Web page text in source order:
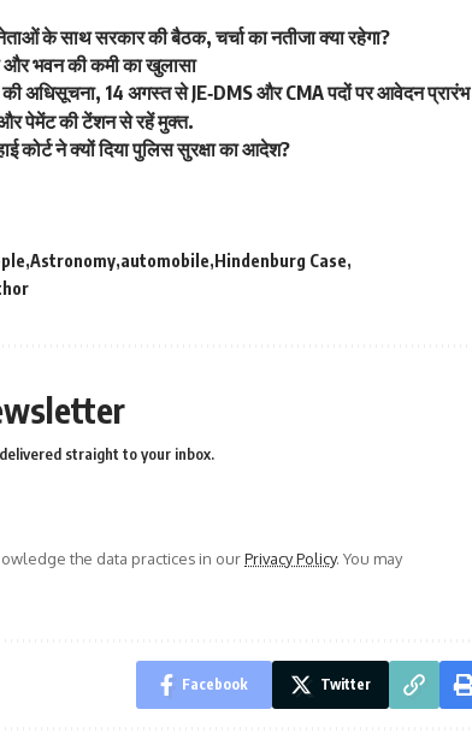
के साथ सरकार की बैठक, चर्चा का नतीजा क्या रहेगा?
और भवन की कमी का खुलासा
अधिसूचना, 14 अगस्त से JE‑DMS और CMA पदों पर आवेदन प्रारंभ
पेमेंट की टेंशन से रहें मुक्त.
कोर्ट ने क्यों दिया पुलिस सुरक्षा का आदेश?
Astronomy automobile Hindenburg Case
straight to your inbox.
the data practices in ourPrivacy Policy. You may
Facebook Twitter